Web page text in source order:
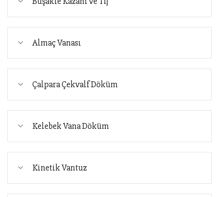
Almaç Vanası
Çalpara Çekvalf Döküm
Kelebek Vana Döküm
Kinetik Vantuz